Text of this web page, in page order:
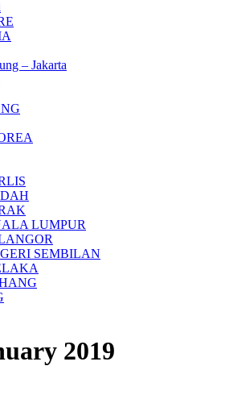
– Jakarta
LUMPUR
SEMBILAN
2019